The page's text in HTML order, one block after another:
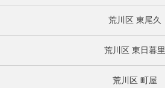
荒川区 東尾久
荒川区 東日暮里
荒川区 町屋